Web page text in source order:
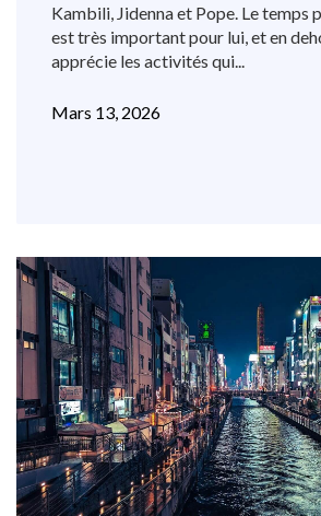
Kambili, Jidenna et Pope. Le temps
est très important pour lui, et en
apprécie les activités qui...
Mars 13, 2026